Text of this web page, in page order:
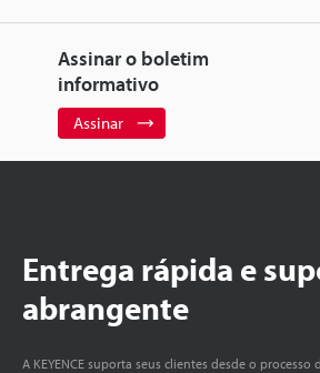
Assinar o boletim
informativo
Assinar
Entrega rápida e
abrangente
A KEYENCE suporta seus clientes desde o processo